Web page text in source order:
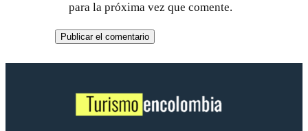
para la próxima vez que comente.